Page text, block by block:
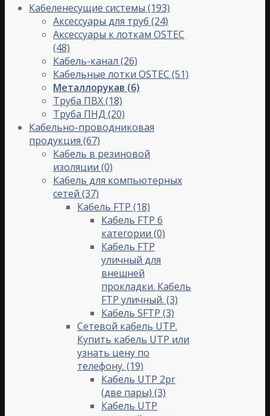
Кабеленесущие системы (193)
Аксессуары для труб (24)
Аксессуары к лоткам OSTEC
(48)
Кабель-канал (26)
Кабельные лотки OSTEC (51)
Металлорукав (6)
Труба ПВХ(18)
Труба ПНД (20)
Кабельно-проводниковая
продукция (67)
Кабель в резиновой
изоляции (0)
Кабель для компьютерных
сетей (37)
Кабель FTP (18)
Кабель FTP 6
категории (0)
Кабель FTP
уличный для
внешней
прокладки. Кабель
FTP уличный. (3)
Кабель SFTP (3)
Сетевой кабель UTP.
Купить кабель UTP или
узнать цену по
телефону. (19)
Кабель UTP 2pr
(две пары) (3)
Кабель UTP